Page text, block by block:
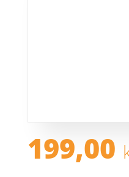
199,00